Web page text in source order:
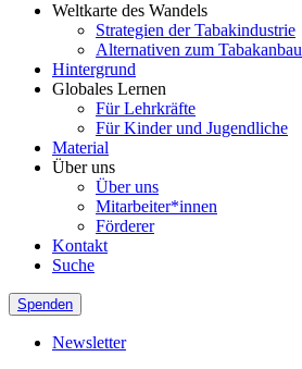
Weltkarte des Wandels
Strategien der Tabakindustrie
Alternativen zum Tabakanbau
Hintergrund
Globales Lernen
Für Lehrkräfte
Für Kinder und Jugendliche
Material
Über uns
Über uns
Mitarbeiter*innen
Förderer
Kontakt
Suche
Spenden
Newsletter